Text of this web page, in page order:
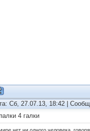
Сб, 27.07.13, 18:42 |
4 галки